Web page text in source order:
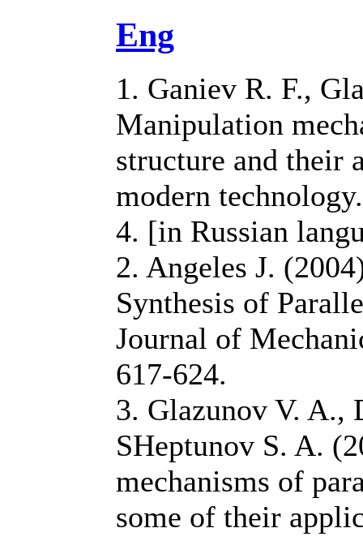
Eng
1. Ganiev R. F.,
Manipulation
structure and their
modern
4. [in Russian
2. Angeles J.
Synthesis of
Journal of
617-624.
3. Glazunov V. A.,
SHeptunov S. A.
mechanisms of
some of their